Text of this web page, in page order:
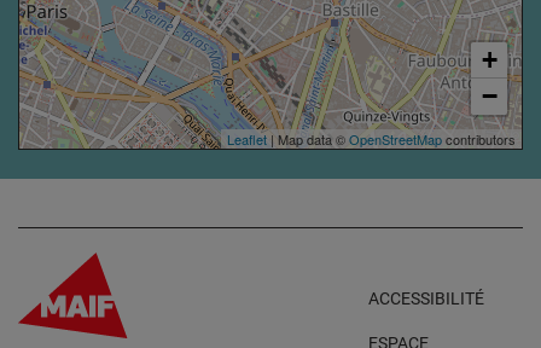
+
−
Leaflet| Map data ©OpenStreetMapcontributors
ACCESSIBILITÉ
ESPACE